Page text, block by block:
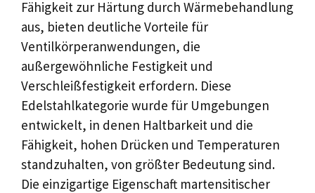
Fähigkeit zur Härtung durch Wärmebehandlung
aus, bieten deutliche Vorteile für
Ventilkörperanwendungen, die
außergewöhnliche Festigkeit und
Verschleißfestigkeit erfordern. Diese
Edelstahlkategorie wurde für Umgebungen
entwickelt, in denen Haltbarkeit und die
Fähigkeit, hohen Drücken und Temperaturen
standzuhalten, von größter Bedeutung sind.
Die einzigartige Eigenschaft martensitischer